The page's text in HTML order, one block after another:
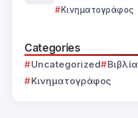
Κινηματογράφος
Categories
Uncategorized Βιβλία
Κινηματογράφος